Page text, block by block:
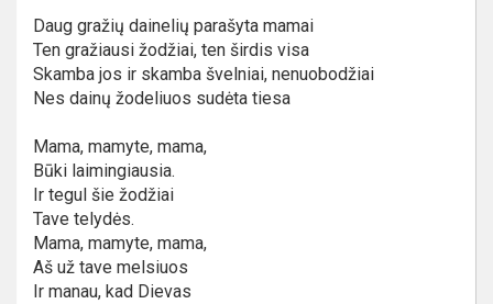
Daug gražių dainelių parašyta mamai
Ten gražiausi žodžiai, ten širdis visa
Skamba jos ir skamba švelniai, nenuobodžiai
Nes dainų žodeliuos sudėta tiesa
Mama, mamyte, mama,
Būki laimingiausia.
Ir tegul šie žodžiai
Tave telydės.
Mama, mamyte, mama,
Aš už tave melsiuos
Ir manau, kad Dievas